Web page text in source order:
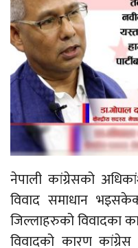
नेपाली कांग्रेसको
विवाद समाधान
जिल्लाहरुको विवादका
विवादको कारण